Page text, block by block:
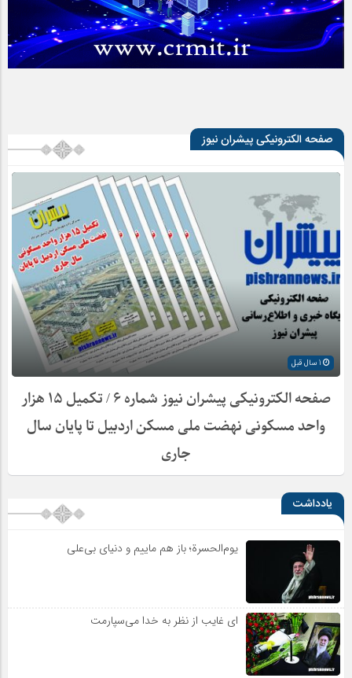
صفحه الکترونیکی پیشران نیوز
صفحه الکترونیکی پیشران نیوز شماره ۶ / تکمیل ۱۵ هزار
واحد مسکونی نهضت ملی مسکن اردبیل تا پایان سال
جاری
یادداشت
یوم‌الحسرة؛ باز هم ماییم و دنیای بی‌علی
ای غایب از نظر به خدا می‌سپارمت